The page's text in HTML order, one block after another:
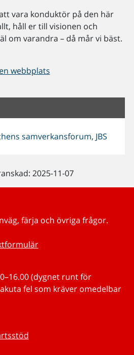
vara konduktör på den här
håll er till visionen och
om varandra – då mår vi bäst.
webbplats
samverkansforum, JBS
2025-11-07
färja och övriga frågor.
(dygnet runt för
fel som kräver omedelbar